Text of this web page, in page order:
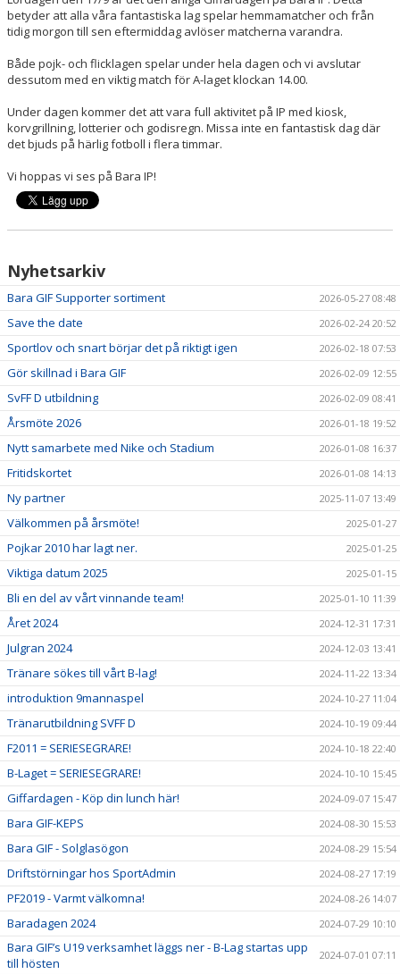
MATCHER
DOKUMENT
ÅRSKRÖNIKA
TRYGG IDROTT
betyder att alla våra fantastiska lag spelar hemmamatcher och från
tidig morgon till sen eftermiddag avlöser matcherna varandra.
Både pojk- och flicklagen spelar under hela dagen och vi avslutar
dessutom med en viktig match för A-laget klockan 14.00.
Under dagen kommer det att vara full aktivitet på IP med kiosk,
korvgrillning, lotterier och godisregn. Missa inte en fantastisk dag där
det bjuds på härlig fotboll i flera timmar.
Vi hoppas vi ses på Bara IP!
Nyhetsarkiv
Bara GIF Supporter sortiment 2026-05-27 08:48
Save the date 2026-02-24 20:52
Sportlov och snart börjar det på riktigt igen 2026-02-18 07:53
Gör skillnad i Bara GIF 2026-02-09 12:55
SvFF D utbildning 2026-02-09 08:41
Årsmöte 2026 2026-01-18 19:52
Nytt samarbete med Nike och Stadium 2026-01-08 16:37
Fritidskortet 2026-01-08 14:13
Ny partner 2025-11-07 13:49
Välkommen på årsmöte! 2025-01-27
Pojkar 2010 har lagt ner. 2025-01-25
Viktiga datum 2025 2025-01-15
Bli en del av vårt vinnande team! 2025-01-10 11:39
Året 2024 2024-12-31 17:31
Julgran 2024 2024-12-03 13:41
Tränare sökes till vårt B-lag! 2024-11-22 13:34
introduktion 9mannaspel 2024-10-27 11:04
Tränarutbildning SVFF D 2024-10-19 09:44
F2011 = SERIESEGRARE! 2024-10-18 22:40
B-Laget = SERIESEGRARE! 2024-10-10 15:45
Giffardagen - Köp din lunch här! 2024-09-07 15:47
Bara GIF-KEPS 2024-08-30 15:53
Bara GIF - Solglasögon 2024-08-29 15:54
Driftstörningar hos SportAdmin 2024-08-27 17:19
PF2019 - Varmt välkomna! 2024-08-26 14:07
Baradagen 2024 2024-07-29 10:10
Bara GIF’s U19 verksamhet läggs ner - B-Lag startas upp
till hösten
2024-07-01 07:11